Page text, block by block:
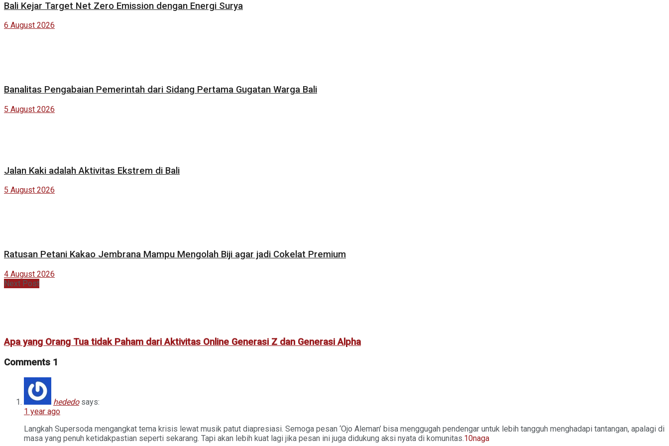
Bali Kejar Target Net Zero Emission dengan Energi Surya
6 August 2026
Banalitas Pengabaian Pemerintah dari Sidang Pertama Gugatan Warga Bali
5 August 2026
Jalan Kaki adalah Aktivitas Ekstrem di Bali
5 August 2026
Ratusan Petani Kakao Jembrana Mampu Mengolah Biji agar jadi Cokelat Premium
4 August 2026
Next Post
Apa yang Orang Tua tidak Paham dari Aktivitas Online Generasi Z dan Generasi Alpha
Comments 1
hededo says:
1 year ago
Langkah Supersoda mengangkat tema krisis lewat musik patut diapresiasi. Semoga pesan ‘Ojo Aleman’ bisa menggugah pendengar untuk lebih tangguh menghadapi tantangan, apalagi di
masa yang penuh ketidakpastian seperti sekarang. Tapi akan lebih kuat lagi jika pesan ini juga didukung aksi nyata di komunitas.10naga